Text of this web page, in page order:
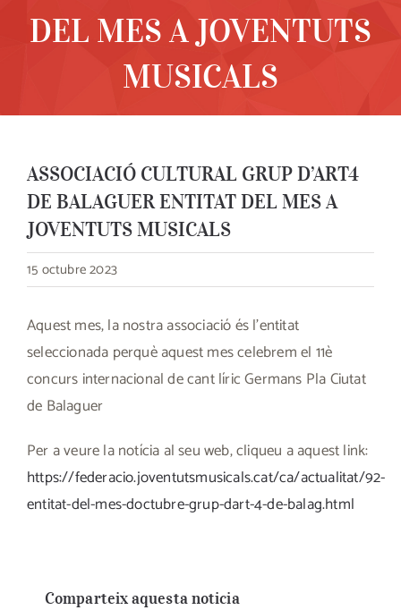
DEL MES A JOVENTUTS
MUSICALS
ASSOCIACIÓ CULTURAL GRUP D’ART4
DE BALAGUER ENTITAT DEL MES A
JOVENTUTS MUSICALS
15 octubre 2023
Aquest mes, la nostra associació és l’entitat
seleccionada perquè aquest mes celebrem el 11è
concurs internacional de cant líric Germans Pla Ciutat
de Balaguer
Per a veure la notícia al seu web, cliqueu a aquest link:
https://federacio.joventutsmusicals.cat/ca/actualitat/92-
entitat-del-mes-doctubre-grup-dart-4-de-balag.html
Comparteix aquesta noticia